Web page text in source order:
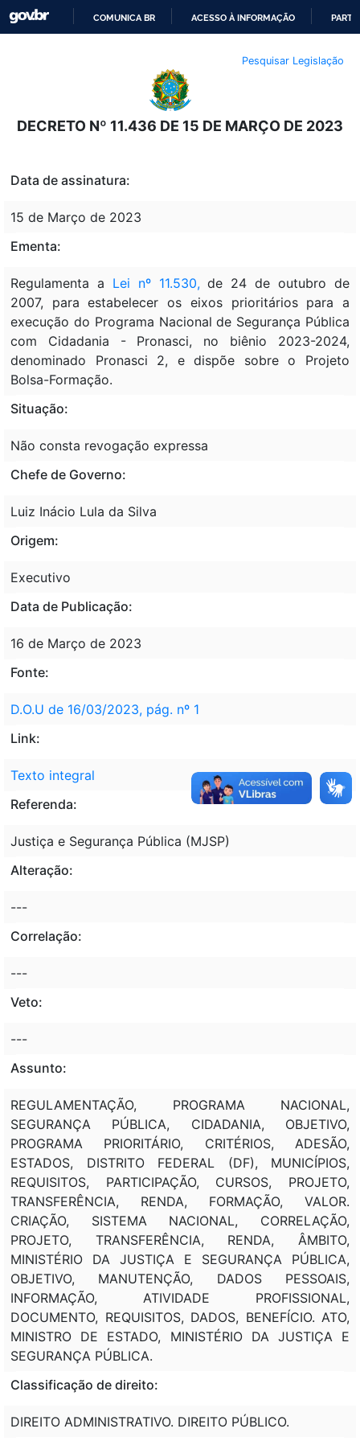
O
CONTEÚDO
COMUNICA BR ACESSO À INFORMAÇÃO
Pesquisar Legislação
DECRETO Nº 11.436 DE 15 DE MARÇO DE 2023
Data de assinatura:
15 de Março de 2023
Ementa:
Regulamenta a Lei nº 11.530,de 24 de outubro de
2007, para estabelecer os eixos prioritários para a
execução do Programa Nacional de Segurança Pública
com Cidadania - Pronasci, no biênio 2023-2024,
denominado Pronasci 2, e dispõe sobre o Projeto
Bolsa-Formação.
Situação:
Não consta revogação expressa
Chefe de Governo:
Luiz Inácio Lula da Silva
Origem:
Executivo
Data de Publicação:
16 de Março de 2023
Fonte:
D.O.U de 16/03/2023, pág. nº 1
Link:
Texto integral
Referenda:
Justiça e Segurança Pública (MJSP)
Alteração:
---
Correlação:
---
Veto:
---
Assunto:
REGULAMENTAÇÃO, PROGRAMA NACIONAL,
SEGURANÇA PÚBLICA, CIDADANIA, OBJETIVO,
PROGRAMA PRIORITÁRIO, CRITÉRIOS, ADESÃO,
ESTADOS, DISTRITO FEDERAL (DF), MUNICÍPIOS,
REQUISITOS, PARTICIPAÇÃO, CURSOS, PROJETO,
TRANSFERÊNCIA, RENDA, FORMAÇÃO, VALOR.
CRIAÇÃO, SISTEMA NACIONAL, CORRELAÇÃO,
PROJETO, TRANSFERÊNCIA, RENDA, ÂMBITO,
MINISTÉRIO DA JUSTIÇA E SEGURANÇA PÚBLICA,
OBJETIVO, MANUTENÇÃO, DADOS PESSOAIS,
INFORMAÇÃO, ATIVIDADE PROFISSIONAL,
DOCUMENTO, REQUISITOS, DADOS, BENEFÍCIO. ATO,
MINISTRO DE ESTADO, MINISTÉRIO DA JUSTIÇA E
SEGURANÇA PÚBLICA.
Classificação de direito:
DIREITO ADMINISTRATIVO. DIREITO PÚBLICO.